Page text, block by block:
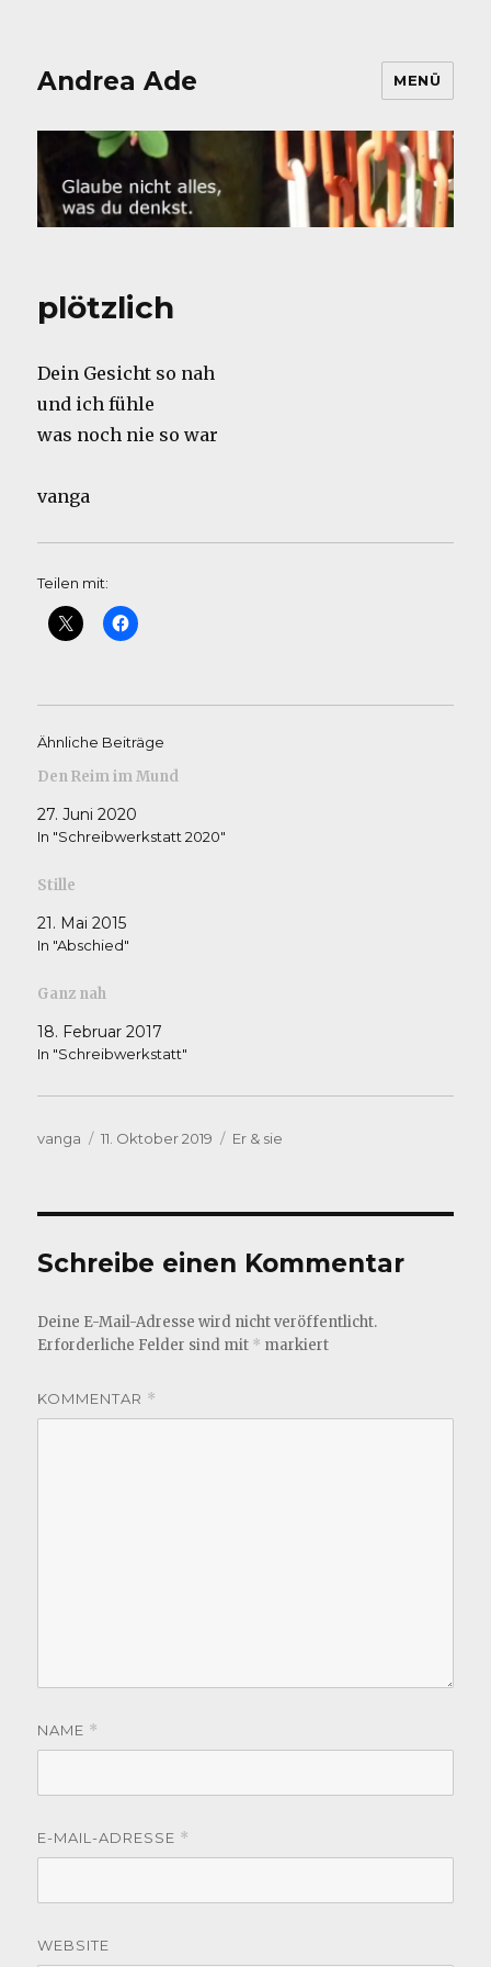
Andrea Ade MENÜ
plötzlich
Dein Gesicht so nah
und ich fühle
was noch nie so war
vanga
Teilen mit:
Ähnliche Beiträge
Den Reim im Mund
27. Juni 2020
In "Schreibwerkstatt 2020"
Stille
21. Mai 2015
In "Abschied"
Ganz nah
18. Februar 2017
In "Schreibwerkstatt"
Autor
vanga
Veröffentlicht
11. Oktober 2019 Kategorien
Er & sie
Schreibe einen Kommentar
Deine E-Mail-Adresse wird nicht veröffentlicht.
Erforderliche Felder sind mit * markiert
KOMMENTAR *
NAME *
E-MAIL-ADRESSE *
WEBSITE